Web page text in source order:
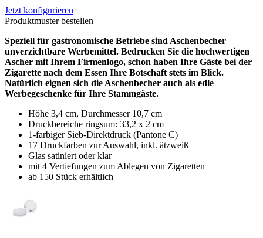
Jetzt konfigurieren
Produktmuster bestellen
Speziell für gastronomische Betriebe sind Aschenbecher
unverzichtbare Werbemittel. Bedrucken Sie die hochwertigen
Ascher mit Ihrem Firmenlogo, schon haben Ihre Gäste bei der
Zigarette nach dem Essen Ihre Botschaft stets im Blick.
Natürlich eignen sich die Aschenbecher auch als edle
Werbegeschenke für Ihre Stammgäste.
Höhe 3,4 cm, Durchmesser 10,7 cm
Druckbereiche ringsum: 33,2 x 2 cm
1-farbiger Sieb-Direktdruck (Pantone C)
17 Druckfarben zur Auswahl, inkl. ätzweiß
Glas satiniert oder klar
mit 4 Vertiefungen zum Ablegen von Zigaretten
ab 150 Stück erhältlich